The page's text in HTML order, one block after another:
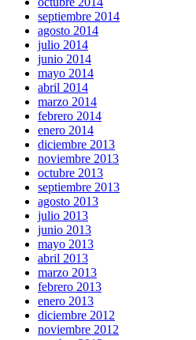
septiembre 2014
agosto 2014
julio 2014
junio 2014
mayo 2014
abril 2014
marzo 2014
febrero 2014
enero 2014
diciembre 2013
noviembre 2013
octubre 2013
septiembre 2013
agosto 2013
julio 2013
junio 2013
mayo 2013
abril 2013
marzo 2013
febrero 2013
enero 2013
diciembre 2012
noviembre 2012